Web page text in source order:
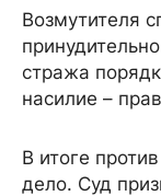
Возмутителя
стража
насилие –
В итоге
дело. Суд